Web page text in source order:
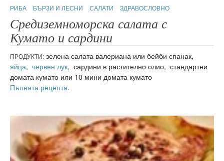
РИБА
БЪРЗИ И ЛЕСНИ САЛАТИ ЗДРАВОСЛОВНО
Средиземноморска салата с
Кумато и сардини
ПРОДУКТИ: зелена салата валериана или бейби спанак,
яйца, червен лук, сардини в растително олио, стандартни
домата кумато или 10 мини домата кумато
Пълната рецепта.